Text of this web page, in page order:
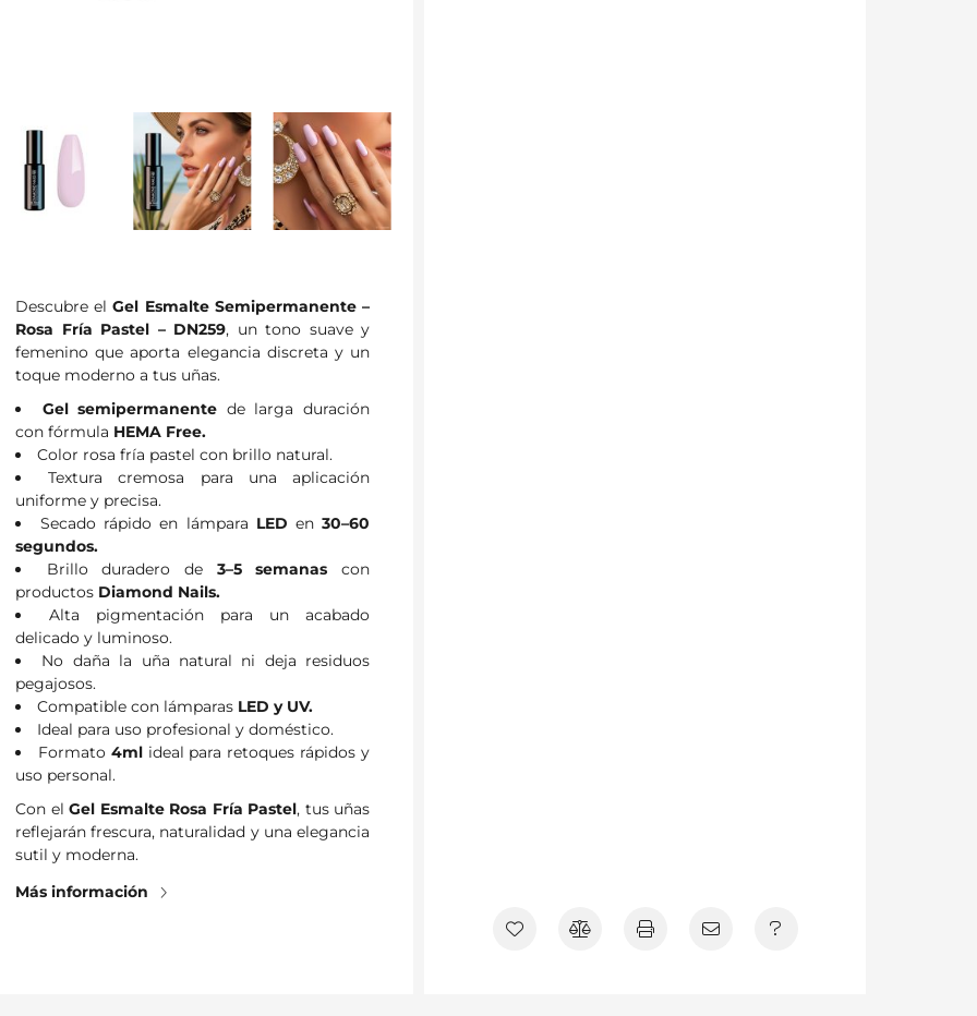
Descubre elGel Esmalte Semipermanente –
Rosa Fría Pastel – DN259, un tono suave y
femenino que aporta elegancia discreta y un
toque moderno a tus uñas.
Gel semipermanente de larga duración
con fórmula HEMA Free.
Color rosa fría pastel con brillo natural.
Textura cremosa para una aplicación
uniforme y precisa.
Secado rápido en lámpara LED en30–60
segundos.
Brillo duradero de 3–5 semanas con
productos Diamond Nails.
Alta pigmentación para un acabado
delicado y luminoso.
No daña la uña natural ni deja residuos
pegajosos.
Compatible con lámparas LED y UV.
Ideal para uso profesional y doméstico.
Formato 4mlideal para retoques rápidos y
uso personal.
Con el Gel Esmalte Rosa Fría Pastel, tus uñas
reflejarán frescura, naturalidad y una elegancia
sutil y moderna.
Más información